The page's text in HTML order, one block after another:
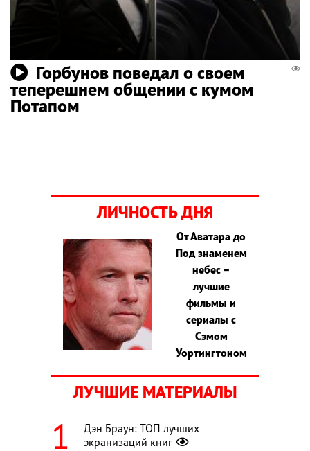
Горбунов поведал о своем
теперешнем общении с кумом
Потапом
ЛИЧНОСТЬ ДНЯ
От Аватара до
Под знаменем
небес –
лучшие
фильмы и
сериалы с
Сэмом
Уортингтоном
ЛУЧШИЕ МАТЕРИАЛЫ
Дэн Браун: ТОП лучших
экранизаций книг